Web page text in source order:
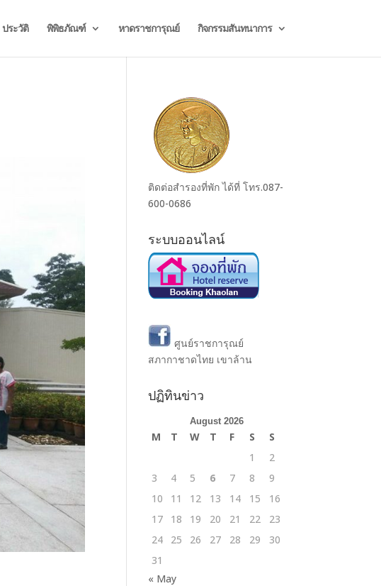
ประวัติ พิพิธภัณฑ์ หาดราชการุณย์ กิจกรรมสันทนาการ
ติดต่อสำรองที่พัก ได้ที่ โทร.087-
600-0686
ระบบออนไลน์
ศูนย์ราชการุณย์
สภากาชาดไทย เขาล้าน
ปฏิทินข่าว
August 2026
M T W T F S
S
1
2
3
4 5 6 7 8
9
10
11 12 13 14 15
16
17
18 19 20 21 22
23
24
25 26 27 28 29
30
31
« May